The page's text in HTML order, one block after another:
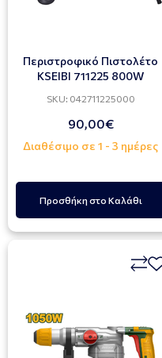
Περιστροφικό Πιστολέτο
KSEIBI 711225 800W
SKU: 042711225000
90,00€
Διαθέσιμο σε 1 - 3 ημέρες
Προσθήκη στο Καλάθι